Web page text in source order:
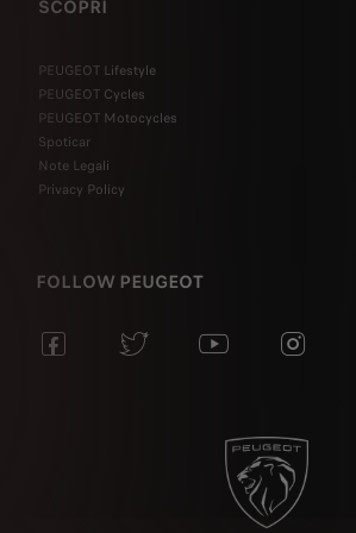
SCOPRI
PEUGEOT Lifestyle
PEUGEOT Cycles
PEUGEOT Motocycles
Spoticar
Note Legali
Privacy Policy
FOLLOW PEUGEOT